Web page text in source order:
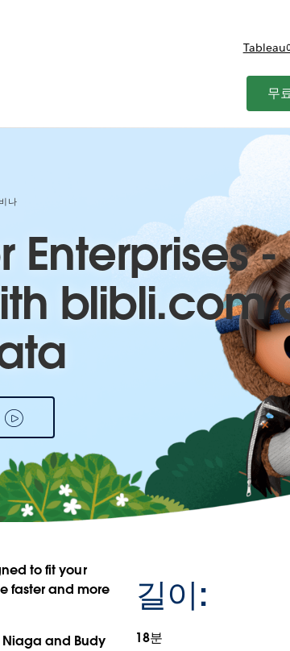
가격
Tableau
무
나
Enterprises
blibli.com
to fit your
faster and more
Niaga and Budy
길이:
18분